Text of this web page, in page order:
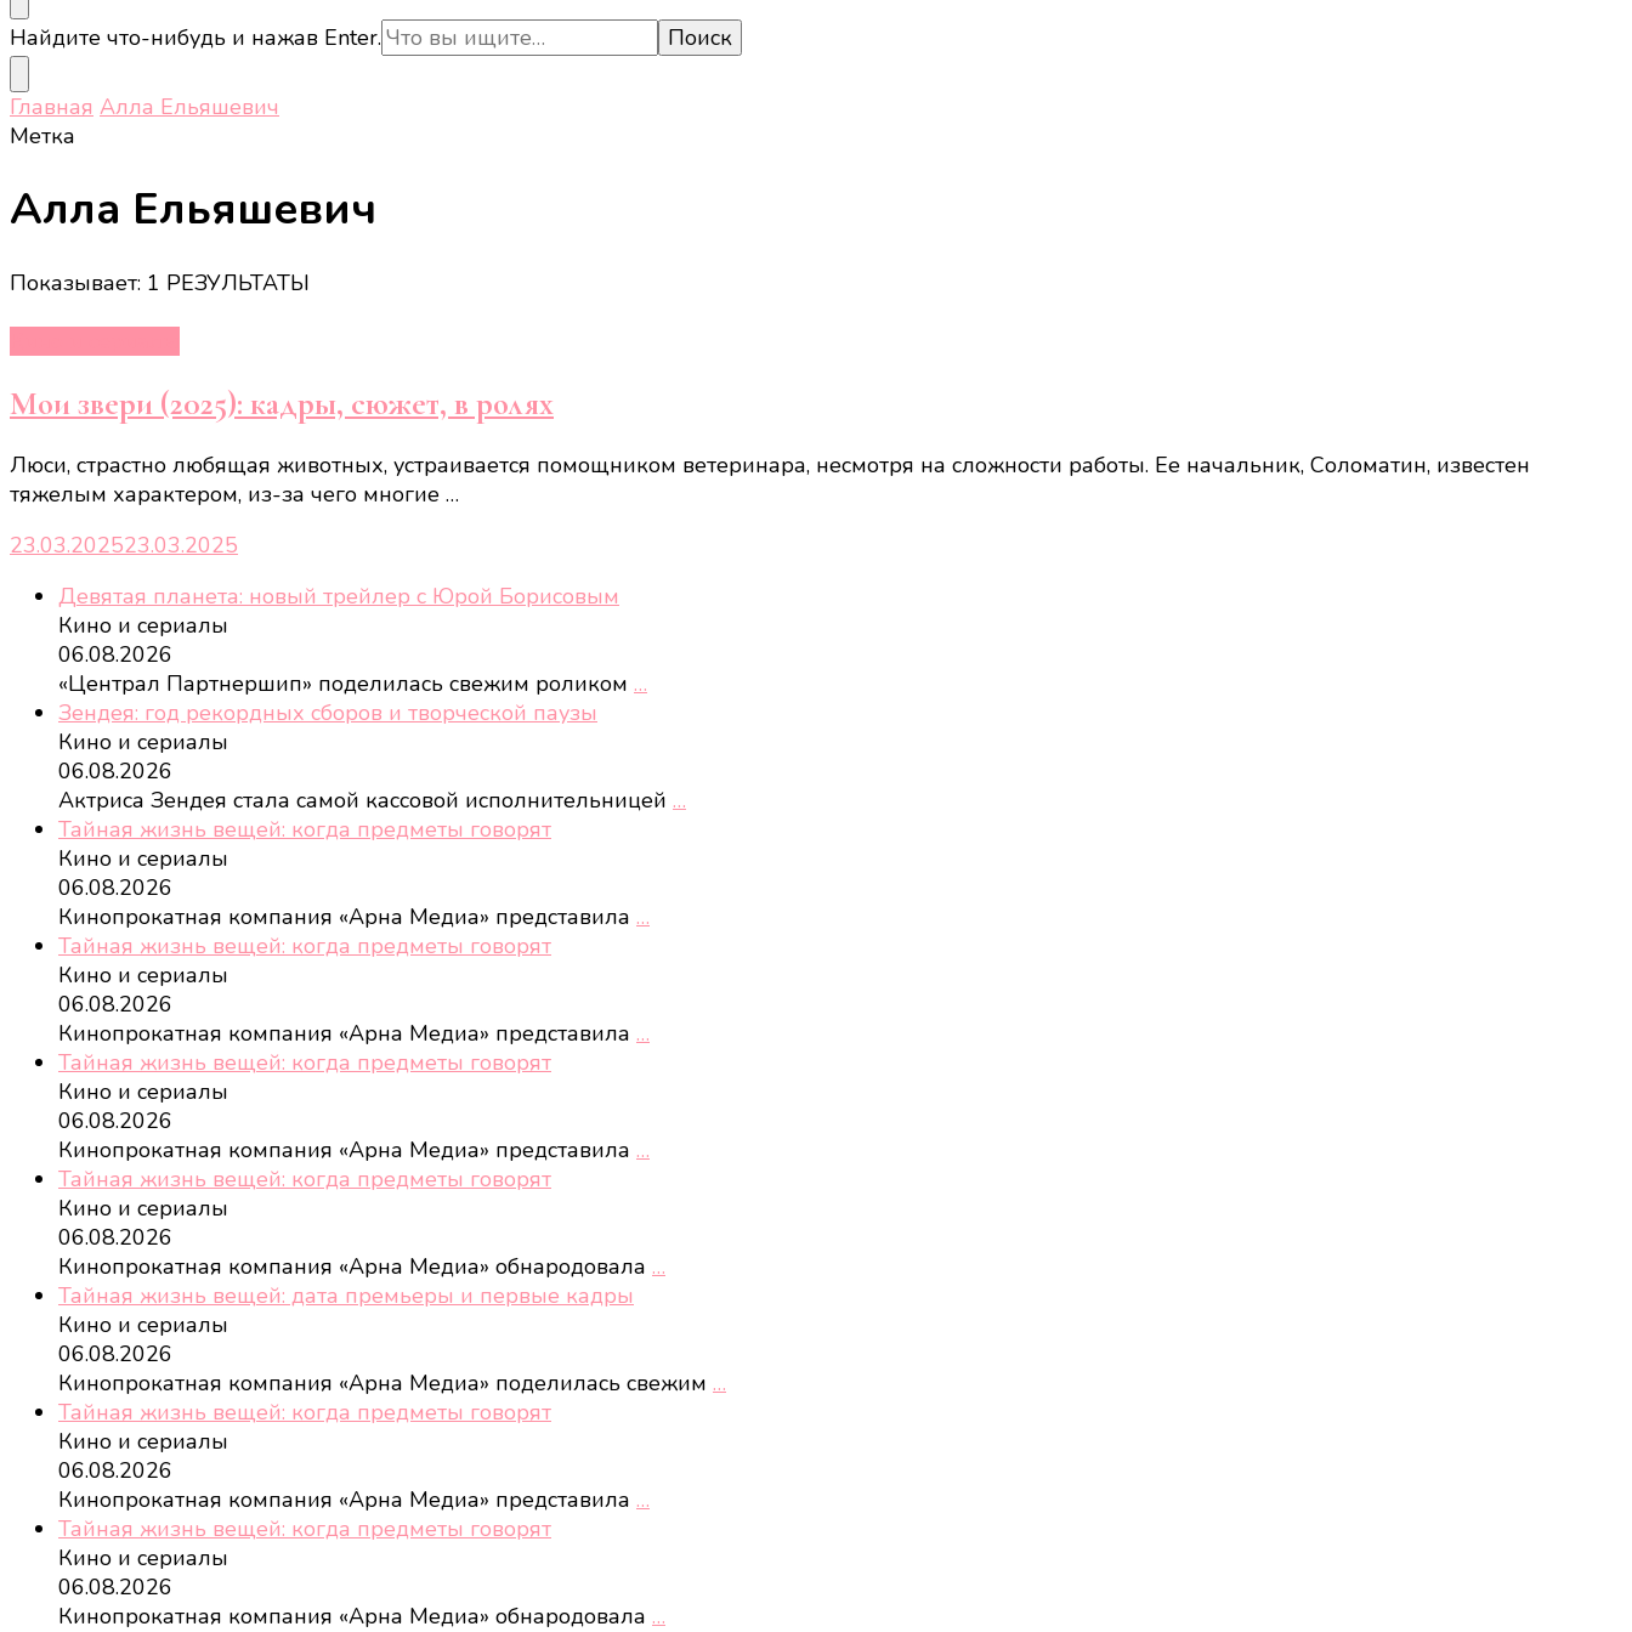
Ищите
что-
то?
Найдите что-нибудь и нажав Enter.
Главная Алла Ельяшевич
Метка
Алла Ельяшевич
Показывает: 1 РЕЗУЛЬТАТЫ
Мои звери (2025): кадры, сюжет, в ролях
Люси, страстно любящая животных, устраивается помощником ветеринара, несмотря на сложности работы. Ее начальник, Соломатин, известен
тяжелым характером, из-за чего многие …
23.03.202523.03.2025
Девятая планета: новый трейлер с Юрой Борисовым
Кино и сериалы
06.08.2026
«Централ Партнершип» поделилась свежим роликом …
Зендея: год рекордных сборов и творческой паузы
Кино и сериалы
06.08.2026
Актриса Зендея стала самой кассовой исполнительницей …
Тайная жизнь вещей: когда предметы говорят
Кино и сериалы
06.08.2026
Кинопрокатная компания «Арна Медиа» представила …
Тайная жизнь вещей: когда предметы говорят
Кино и сериалы
06.08.2026
Кинопрокатная компания «Арна Медиа» представила …
Тайная жизнь вещей: когда предметы говорят
Кино и сериалы
06.08.2026
Кинопрокатная компания «Арна Медиа» представила …
Тайная жизнь вещей: когда предметы говорят
Кино и сериалы
06.08.2026
Кинопрокатная компания «Арна Медиа» обнародовала …
Тайная жизнь вещей: дата премьеры и первые кадры
Кино и сериалы
06.08.2026
Кинопрокатная компания «Арна Медиа» поделилась свежим …
Тайная жизнь вещей: когда предметы говорят
Кино и сериалы
06.08.2026
Кинопрокатная компания «Арна Медиа» представила …
Тайная жизнь вещей: когда предметы говорят
Кино и сериалы
06.08.2026
Кинопрокатная компания «Арна Медиа» обнародовала …